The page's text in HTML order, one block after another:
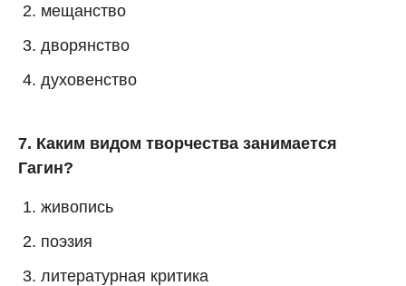
мещанство
дворянство
духовенство
7. Каким видом творчества занимается
Гагин?
живопись
поэзия
литературная критика